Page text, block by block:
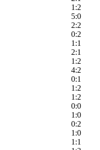
1:2
5:0
2:2
0:2
1:1
2:1
1:2
4:2
0:1
1:2
1:2
0:0
1:0
0:2
1:0
1:1